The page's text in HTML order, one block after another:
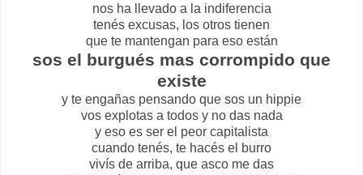
nos ha llevado a la indiferencia
tenés excusas, los otros tienen
que te mantengan para eso están
sos el burgués mas corrompido que
existe
y te engañas pensando que sos un hippie
vos explotas a todos y no das nada
y eso es ser el peor capitalista
cuando tenés, te hacés el burro
vivís de arriba, que asco me das